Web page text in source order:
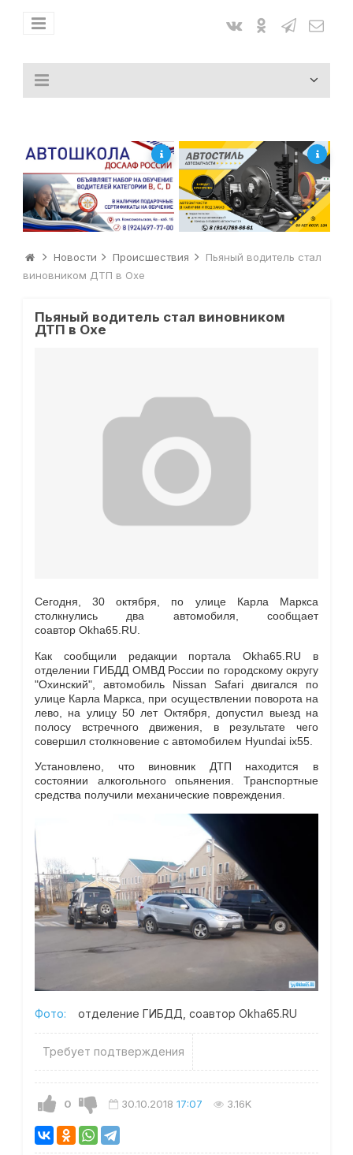
Новости Происшествия
Пьяный водитель стал
виновником ДТП в Охе
Пьяный водитель стал виновником
ДТП в Охе
Сегодня, 30 октября, по улице Карла Маркса
столкнулись два автомобиля, сообщает
соавтор Okha65.RU.
Как сообщили редакции портала Okha65.RU в
отделении ГИБДД ОМВД России по городскому округу
"Охинский", автомобиль Nissan Safari двигался по
улице Карла Маркса, при осуществлении поворота на
лево, на улицу 50 лет Октября, допустил выезд на
полосу встречного движения, в результате чего
совершил столкновение с автомобилем Hyundai ix55.
Установлено, что виновник ДТП находится в
состоянии алкогольного опьянения. Транспортные
средства получили механические повреждения.
Фото: отделение ГИБДД, соавтор Okha65.RU
Требует подтверждения
0 30.10.2018 17:07 3.16K